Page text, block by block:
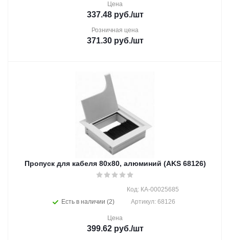
Цена
337.48руб./шт
Розничная цена
371.30руб./шт
Пропуск для кабеля 80х80, алюминий (AKS 68126)
Есть в наличии (2)
Код: КА-00025685
Артикул: 68126
Цена
399.62руб./шт